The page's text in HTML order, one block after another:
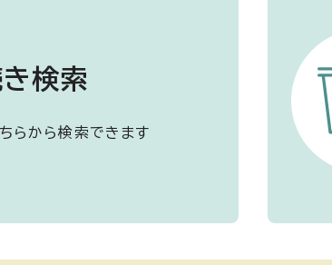
き検索
らから検索できます